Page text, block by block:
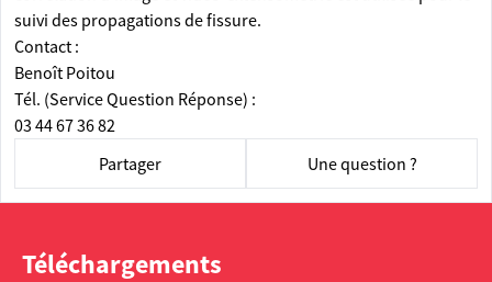
suivi des propagations de fissure.
Contact :
Benoît Poitou
Tél. (Service Question Réponse) :
03 44 67 36 82
Partager
Une question ?
Téléchargements